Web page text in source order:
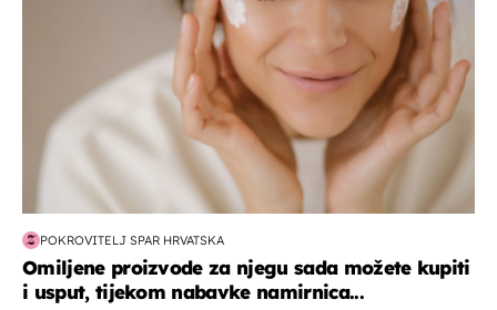
POKROVITELJ SPAR HRVATSKA
Omiljene proizvode za njegu sada možete kupiti
i usput, tijekom nabavke namirnica...